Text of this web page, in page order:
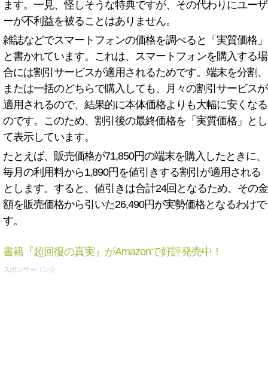
ます。一見、怪しそうな特典ですが、その代わりにユーザ
ーが不利益を被ることはありません。
雑誌などでスマートフォンの価格を調べると「実質価格」
と書かれています。これは、スマートフォンを購入する場
合には割引サービスが適用されるためです。端末を分割、
または一括のどちらで購入しても、月々の割引サービスが
適用されるので、結果的に本体価格よりも大幅に安くなる
のです。このため、割引後の最終価格を「実質価格」とし
て表示しています。
たとえば、販売価格が71,850円の端末を購入したときに、
毎月の利用料から1,890円を値引きする割引が適用される
とします。すると、値引きは合計24回となるため、その金
額を販売価格から引いた26,490円が実勢価格となるわけで
す。
書籍『超回復の真実』がAmazonで好評発売中！
スポンサーリンク